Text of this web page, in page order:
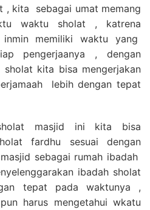
, kita sebagai umat memang
waktu sholat , katrena
memiliki waktu yang
pengerjaanya , dengan
kita bisa mengerjakan
lebih dengan tepat
masjid ini kita bisa
fardhu sesuai dengan
sebagai rumah ibadah
ibadah sholat
tepat pada waktunya ,
harus mengetahui wkatu